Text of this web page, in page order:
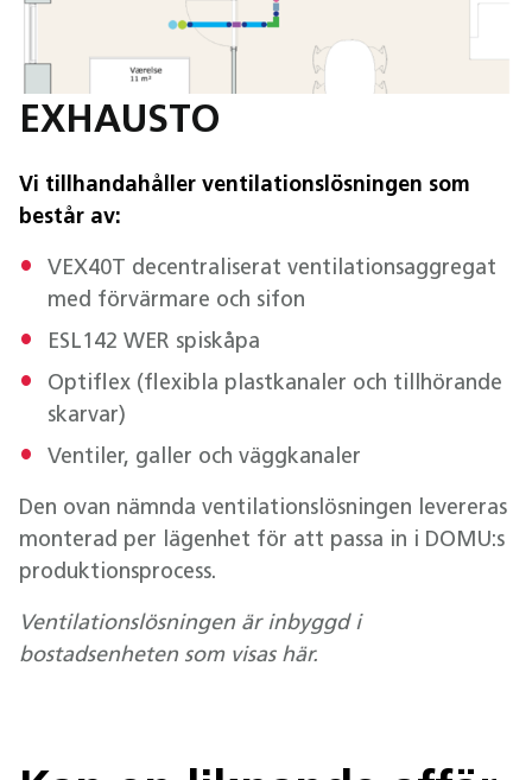
EXHAUSTO
Vi tillhandahåller ventilationslösningen som
består av:
VEX40T decentraliserat ventilationsaggregat
med förvärmare och sifon
ESL142 WER spiskåpa
Optiflex (flexibla plastkanaler och tillhörande
skarvar)
Ventiler, galler och väggkanaler
Den ovan nämnda ventilationslösningen levereras
monterad per lägenhet för att passa in i DOMU:s
produktionsprocess.
Ventilationslösningen är inbyggd i
bostadsenheten som visas här.